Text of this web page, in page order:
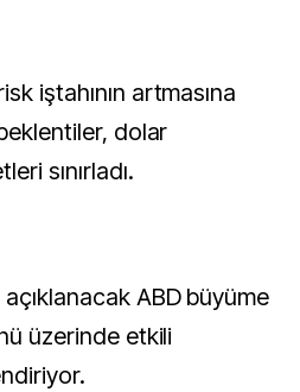
iştahının artmasına
dolar
sınırladı.
açıklanacak ABD büyüme
üzerinde etkili